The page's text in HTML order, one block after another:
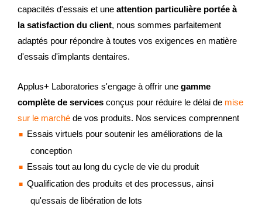
capacités d'essais et une attention particulière portée à
la satisfaction du client, nous sommes parfaitement
adaptés pour répondre à toutes vos exigences en matière
d'essais d'implants dentaires.
Applus+ Laboratories s'engage à offrir une gamme
complète de services conçus pour réduire le délai de mise
sur le marché de vos produits. Nos services comprennent
Essais virtuels pour soutenir les améliorations de la
conception
Essais tout au long du cycle de vie du produit
Qualification des produits et des processus, ainsi
qu'essais de libération de lots